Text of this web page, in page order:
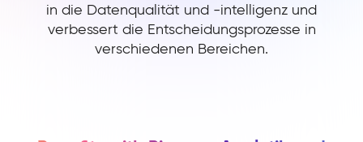
in die Datenqualität und -intelligenz und
verbessert die Entscheidungsprozesse in
verschiedenen Bereichen.